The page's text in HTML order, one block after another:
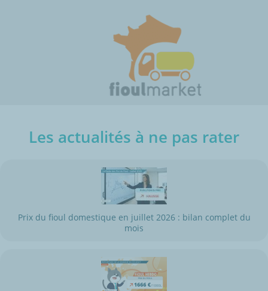
Les actualités à ne pas rater
Prix du fioul domestique en juillet 2026 : bilan complet du
mois